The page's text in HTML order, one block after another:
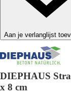
DIEPHAUS
x 8 cm